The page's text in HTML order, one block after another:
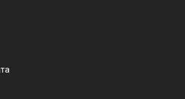
кадра 144 Гц гарантирует
подсветки дисплея, чтобы
усталости и сэкономить заряд